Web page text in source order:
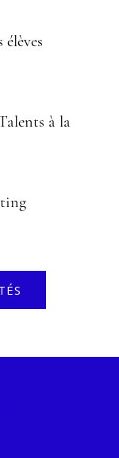
à la